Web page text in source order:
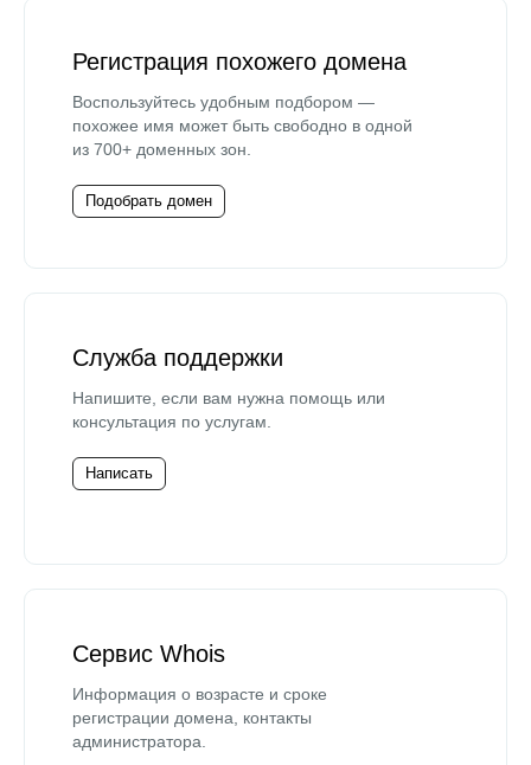
Регистрация похожего домена
Воспользуйтесь удобным подбором —
похожее имя может быть свободно в одной
из 700+ доменных зон.
Подобрать домен
Служба поддержки
Напишите, если вам нужна помощь или
консультация по услугам.
Написать
Сервис Whois
Информация о возрасте и сроке
регистрации домена, контакты
администратора.